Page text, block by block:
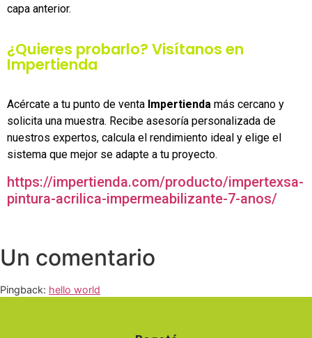
capa anterior.
¿Quieres probarlo? Visítanos en
Impertienda
Acércate a tu punto de venta Impertienda más cercano y
solicita una muestra. Recibe asesoría personalizada de
nuestros expertos, calcula el rendimiento ideal y elige el
sistema que mejor se adapte a tu proyecto.
https://impertienda.com/producto/impertexsa-
pintura-acrilica-impermeabilizante-7-anos/
Un comentario
Pingback: hello world